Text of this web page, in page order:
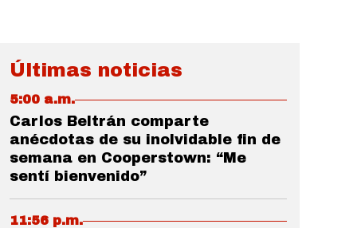
Últimas noticias
5:00 a.m.
Carlos Beltrán comparte
anécdotas de su inolvidable fin de
semana en Cooperstown: “Me
sentí bienvenido”
11:56 p.m.